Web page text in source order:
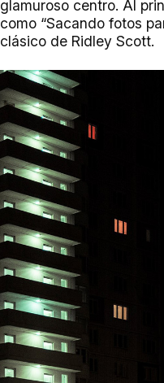
glamuroso centro. Al
como “Sacando fotos
clásico de Ridley Scott.